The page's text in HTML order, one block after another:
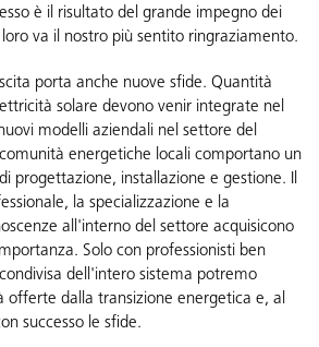
è il risultato del grande impegno dei
va il nostro più sentito ringraziamento.
porta anche nuove sfide. Quantità
solare devono venir integrate nel
modelli aziendali nel settore del
energetiche locali comportano un
progettazione, installazione e gestione. Il
la specializzazione e la
all'interno del settore acquisicono
Solo con professionisti ben
dell'intero sistema potremo
offerte dalla transizione energetica e, al
successo le sfide.